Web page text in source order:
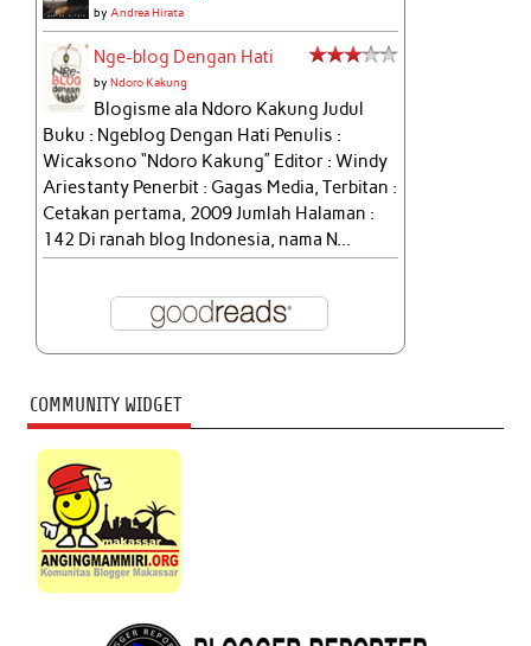
byAndrea Hirata
Nge-blog Dengan Hati
byNdoro Kakung
Blogisme ala Ndoro Kakung Judul
Buku : Ngeblog Dengan Hati Penulis :
Wicaksono “Ndoro Kakung” Editor : Windy
Ariestanty Penerbit : Gagas Media, Terbitan :
Cetakan pertama, 2009 Jumlah Halaman :
142 Di ranah blog Indonesia, nama N...
COMMUNITY WIDGET